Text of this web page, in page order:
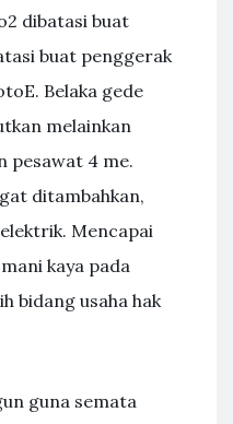
dibatasi buat
buat penggerak
Belaka gede
melainkan
pesawat 4 me.
ditambahkan,
Mencapai
kaya pada
bidang usaha hak
guna semata